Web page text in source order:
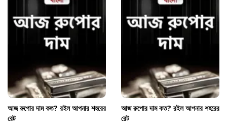
আজ রুপোর দাম কত? রইল আপনার শহরের
রেট
আজ রুপোর দাম কত? রইল আপনার শহরের
রেট